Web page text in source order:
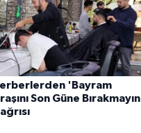
'Bayram
Son Güne